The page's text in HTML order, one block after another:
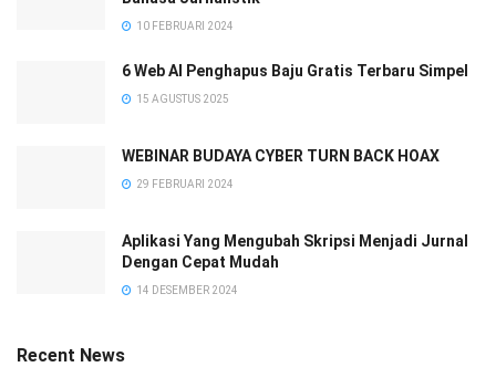
10 FEBRUARI 2024
6 Web AI Penghapus Baju Gratis Terbaru Simpel
15 AGUSTUS 2025
WEBINAR BUDAYA CYBER TURN BACK HOAX
29 FEBRUARI 2024
Aplikasi Yang Mengubah Skripsi Menjadi Jurnal
Dengan Cepat Mudah
14 DESEMBER 2024
Recent News